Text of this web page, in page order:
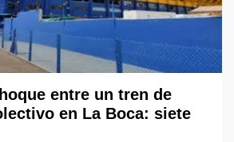
entre un tren de
en La Boca: siete